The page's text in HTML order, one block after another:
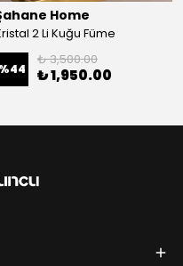
Home
2 Li Kuğu Füme
%44
₺ 3,500.00
₺ 1,950.00